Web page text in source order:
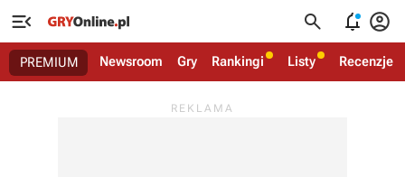
   
PREMIUM Newsroom Gry Rankingi Listy Recenzje